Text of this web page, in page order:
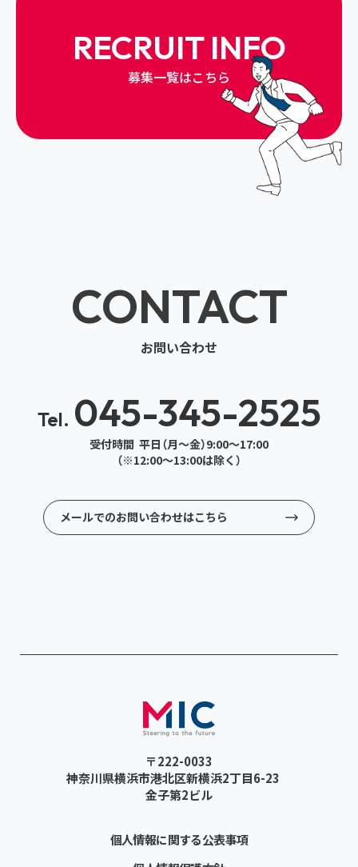
RECRUIT INFO
募集一覧はこちら
お問い合わせ
CONTACT
Tel. 045-345-2525
受付時間 平日（月～金）9:00～17:00
（※12:00～13:00は除く）
メールでのお問い合わせはこちら
〒222-0033
神奈川県横浜市港北区新横浜2丁目6-23
金子第2ビル
個人情報に関する公表事項